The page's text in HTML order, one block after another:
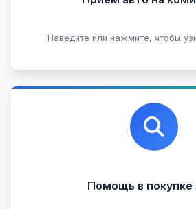
Наведите или нажмите, чтобы
Оставить на
Помощь в покупке
Профессиональная помощь в
на любых торговых
юридической